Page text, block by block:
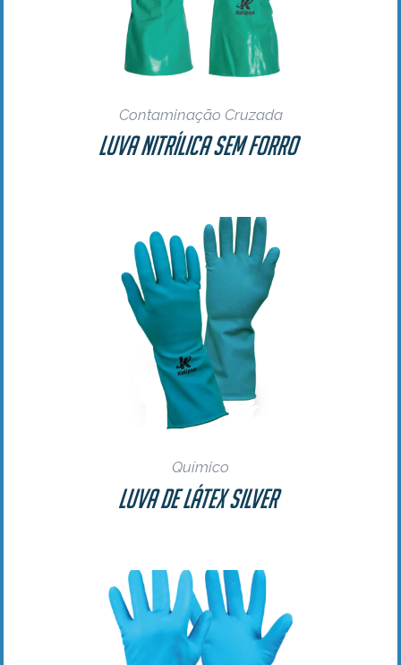
Contaminação Cruzada
Luva Nitrílica Sem Forro
Químico
Luva de Látex Silver